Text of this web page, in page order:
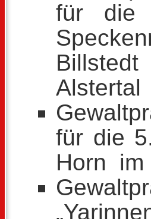
für die
Alstertal
für die
Horn im